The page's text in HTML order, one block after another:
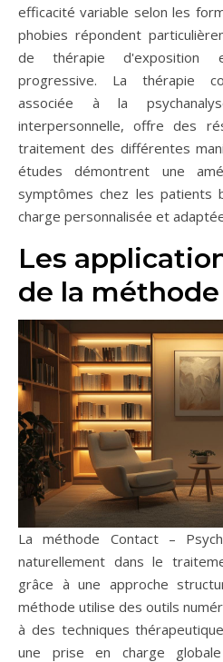
efficacité variable selon les
phobies répondent
de thérapie d'exposition
progressive. La thérapie
associée à la
interpersonnelle, offre des
traitement des différentes
études démontrent une
symptômes chez les patients
charge personnalisée et
Les
de la méthode
La méthode Contact –
naturellement dans le
grâce à une approche
méthode utilise des outils
à des techniques
une prise en charge